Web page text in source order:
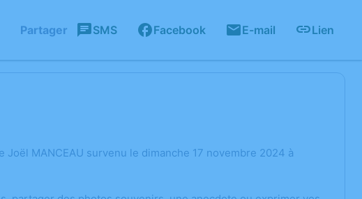
Partager SMS Facebook E-mail Lien
MANCEAU survenu le dimanche 17 novembre 2024 à